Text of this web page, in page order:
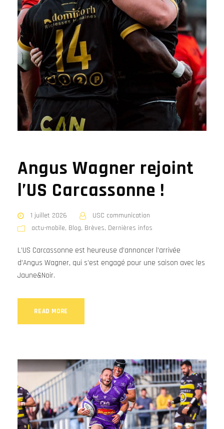
Angus Wagner rejoint
l’US Carcassonne !
1 juillet 2026
USC communication
actu-mobile, Blog, Brèves, Dernières infos
L’US Carcassonne est heureuse d’annoncer l’arrivée
d’Angus Wagner, qui s’est engagé pour une saison avec les
Jaune&Noir.
READ MORE